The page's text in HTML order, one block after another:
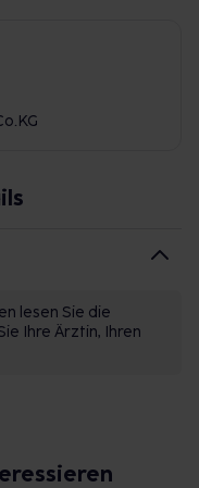
lesen Sie die
Ihre Ärztin, Ihren